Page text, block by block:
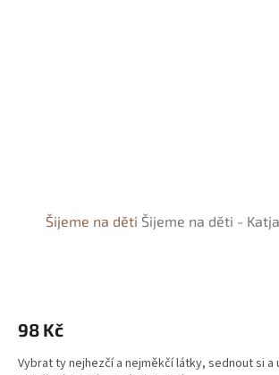
Šijeme na děti Šijeme na děti -
98 Kč
Vybrat ty nejhezčí a nejměkčí látky, sednout si